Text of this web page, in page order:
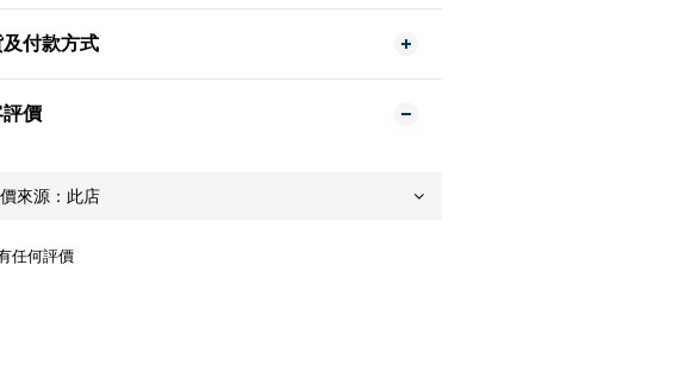
付款方式
價
任何評價